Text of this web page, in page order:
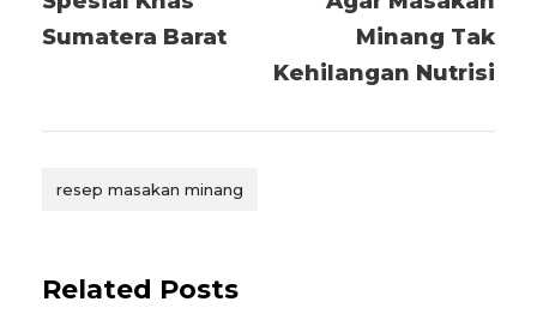
Sumatera Barat
Minang Tak
Kehilangan Nutrisi
resep masakan minang
Related Posts